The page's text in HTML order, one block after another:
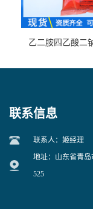
乙二胺四乙酸二
联系信息
联系人：姬经理
地址：山东省青
525